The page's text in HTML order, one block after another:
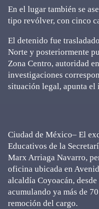
En el lugar también se
tipo revólver, con cinco
El detenido fue
Norte y posteriormente
Zona Centro, autoridad
investigaciones
situación legal, apunta el
Ciudad de México– El
Educativos de la
Marx Arriaga Navarro,
oficina ubicada en
alcaldía Coyoacán,
acumulando ya más de
remoción del cargo.